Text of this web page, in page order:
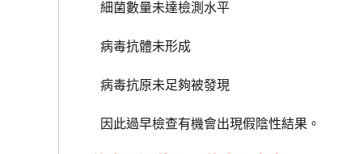
細菌數量未達檢測水平
病毒抗體未形成
病毒抗原未足夠被發現
因此過早檢查有機會出現假陰性結果。